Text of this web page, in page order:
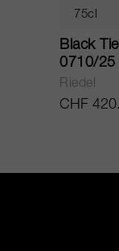
75cl
Black
0710/25
Riedel
CHF